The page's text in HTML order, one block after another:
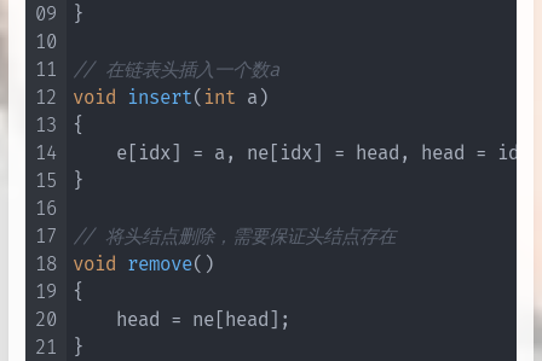
09
10
11
12
13
14
15
16
17
18
19
20
21
}
// 在链表头插入一个数a
void
insert( int a)
{
e[idx] = a, ne[idx] = head, head = idx
}
// 将头结点删除，需要保证头结点存在
void
remove()
{
    head = ne[head];